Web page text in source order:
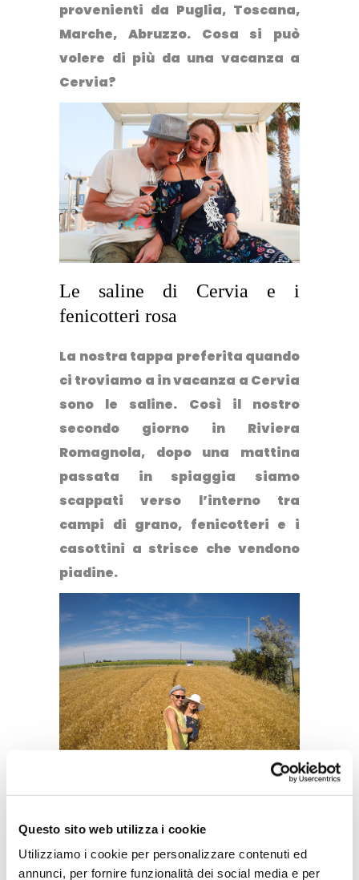
Questo sito web utilizza i cookie
Utilizziamo i cookie per personalizzare contenuti ed
annunci, per fornire funzionalità dei social media e per
provenienti da Puglia, Toscana,
Marche, Abruzzo. Cosa si può
volere di più da una vacanza a
Cervia?
Le saline di Cervia e i
fenicotteri rosa
La nostra tappa preferita quando
ci troviamo a in vacanza a Cervia
sono le saline. Così il nostro
secondo giorno in Riviera
Romagnola, dopo una mattina
passata in spiaggia siamo
scappati verso l’interno tra
campi di grano, fenicotteri e i
casottini a strisce che vendono
piadine.